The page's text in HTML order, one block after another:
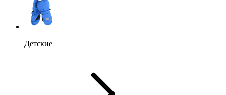
Детские